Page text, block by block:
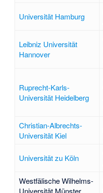
Universität Hamburg
Leibniz Universität
Hannover
Ruprecht-Karls-
Universität Heidelberg
Christian-Albrechts-
Universität Kiel
Universität zu Köln
Westfälische Wilhelms-
UniversitätMünster